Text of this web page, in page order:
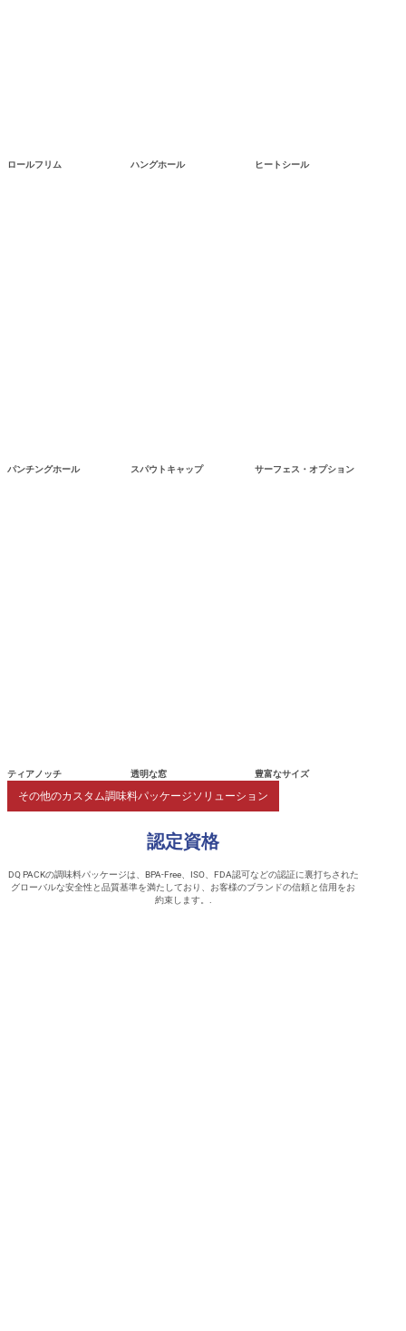
ロールフリム ハングホール ヒートシール
パンチングホール スパウトキャップ サーフェス・オプション
ティアノッチ 透明な窓 豊富なサイズ
その他のカスタム調味料パッケージソリューション
認定資格
DQ PACKの調味料パッケージは、BPA-Free、ISO、FDA認可などの認証に裏打ちされた
グローバルな安全性と品質基準を満たしており、お客様のブランドの信頼と信用をお
約束します。.